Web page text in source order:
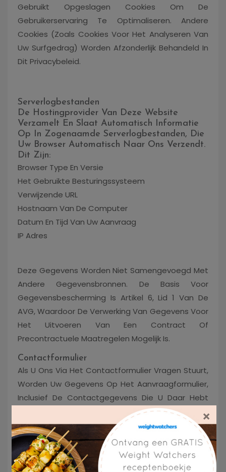
Gebruikt Opgeslagen Cookies Om De
Gebruikerservaring Te Optimaliseren. Andere
Cookies (zoals Cookies Voor Het Analyseren Van
Uw Surfgedrag) Worden Afzonderlijk Behandeld In
Dit Privacybeleid.
Serverlogbestanden
De Hostingprovider Van Deze Website
Verzamelt En Slaat Automatisch Informatie
Op In Zogenaamde Serverlogbestanden, Die
Uw Browser Automatisch Naar Ons Verzendt.
Dit Zijn:
Browser Type En Versie
Het Gebruikte Besturingssysteem
Verwijzende URL
Hostnaam Van De Computer
Datum En Tijd Van Uw Aanvraag
IP Adres
Deze Gegevens Worden Niet Samengevoegd Met
Andere Gegevensbronnen. De Basis Voor
Gegevensbescherming Is Artikel 6, Lid 1 Van De
AVG, Waardoor De Verwerking Van Gegevens Voor
Het Uitvoeren Van Een Contract Of
Precontractuele Maatregelen Mogelijk Is.
Contactformulier
Als U Ons Via Het Contactformulier Vragen Stuurt,
Worden Uw Gegevens Op Het Aanvraagformulier,
Inclusief De Contactgegevens Die U Daar Hebt
Verstrekt, Opgeslagen Om Het Verzoek Te
Verwerken En In Geval Van Vervolgvragen. We
Zullen Deze Informatie Niet Zonder Uw
Toestemming Delen.
×